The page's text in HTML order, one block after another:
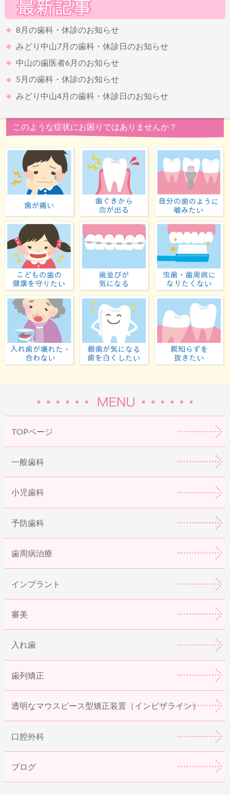
8月の歯科・休診のお知らせ
みどり中山7月の歯科・休診日のお知らせ
中山の歯医者6月のお知らせ
5月の歯科・休診のお知らせ
みどり中山4月の歯科・休診日のお知らせ
このような症状にお困りではありませんか？
歯が痛い 歯ぐきから血が出る
子どもの歯の健康を守りたい歯並びが気になる
入れ歯が壊れた・合わない虫歯が気になる・歯
TOPページ
一般歯科
小児歯科
予防歯科
歯周病治療
インプラント
審美
入れ歯
歯列矯正
透明なマウスピース型矯正装置（インビザライン）
口腔外科
ブログ